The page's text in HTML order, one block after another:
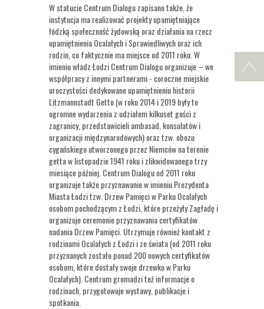
W statucie Centrum Dialogu zapisano także, że
instytucja ma realizować projekty upamiętniające
łódzką społeczność żydowską oraz działania na rzecz
upamiętnienia Ocalałych i Sprawiedliwych oraz ich
rodzin, co faktycznie ma miejsce od 2011 roku. W
imieniu władz Łodzi Centrum Dialogu organizuje – we
współpracy z innymi partnerami - coroczne miejskie
uroczystości dedykowane upamiętnieniu historii
Litzmannstadt Getto (w roku 2014 i 2019 były to
ogromne wydarzenia z udziałem kilkuset gości z
zagranicy, przedstawicieli ambasad, konsulatów i
organizacji międzynarodowych) oraz tzw. obozu
cygańskiego utworzonego przez Niemców na terenie
getta w listopadzie 1941 roku i zlikwidowanego trzy
miesiące później. Centrum Dialogu od 2011 roku
organizuje także przyznawanie w imieniu Prezydenta
Miasta Łodzi tzw. Drzew Pamięci w Parku Ocalałych
osobom pochodzącym z Łodzi, które przeżyły Zagładę i
organizuje ceremonie przyznawania certyfikatów
nadania Drzew Pamięci. Utrzymuje również kontakt z
rodzinami Ocalałych z Łodzi i ze świata (od 2011 roku
przyznanych zostało ponad 200 nowych certyfikatów
osobom, które dostały swoje drzewko w Parku
Ocalałych). Centrum gromadzi też informacje o
rodzinach, przygotowuje wystawy, publikacje i
spotkania.